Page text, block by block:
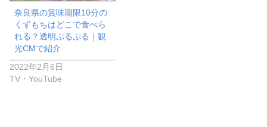
奈良県の賞味期限10分の
くずもちはどこで食べら
れる？透明ぷるぷる｜観
光CMで紹介
2022年2月6日
TV・YouTube